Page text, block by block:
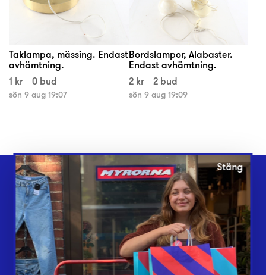
Taklampa, mässing. Endast
avhämtning.
1 kr
0 bud
sön 9 aug 19:07
Bordslampor, Alabaster.
Endast avhämtning.
2 kr
2 bud
sön 9 aug 19:09
Webbshop
Butiker
Lämna in
Vårt överskott
Stäng